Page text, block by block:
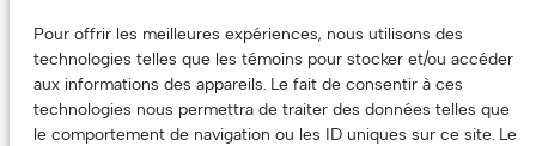
Pour offrir les meilleures expériences, nous utilisons des
technologies telles que les témoins pour stocker et/ou accéder
aux informations des appareils. Le fait de consentir à ces
technologies nous permettra de traiter des données telles que
le comportement de navigation ou les ID uniques sur ce site. Le
revient.
(Oui, on va avoir des tarifs spéciaux pour vous, les
artistes!)